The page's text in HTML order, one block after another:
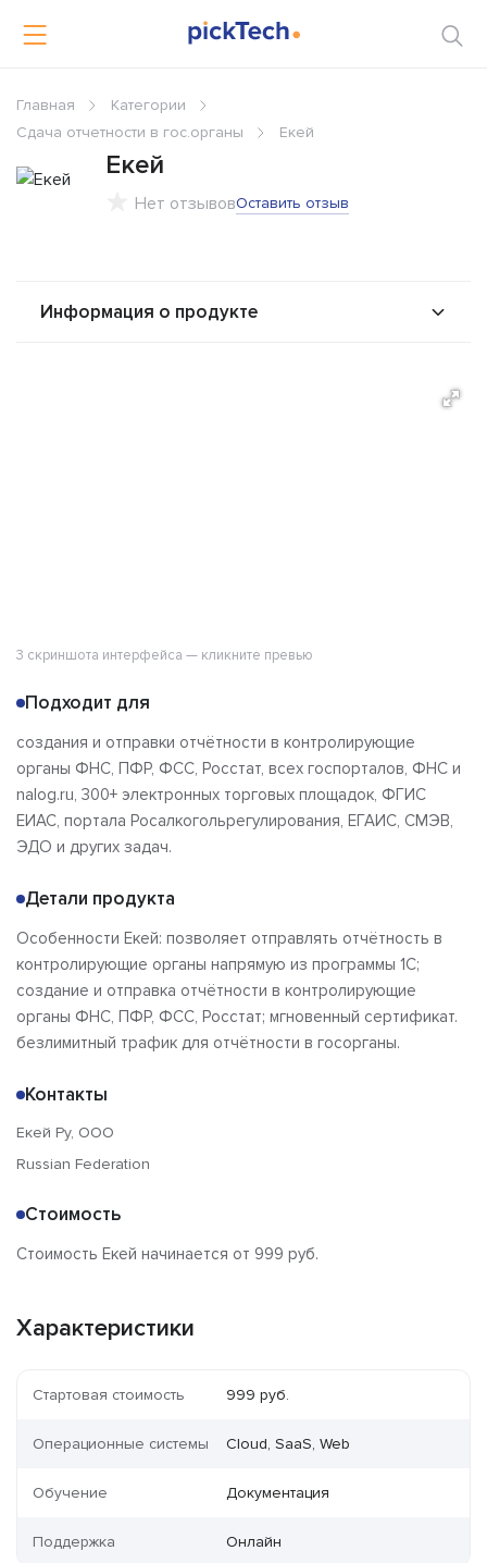
Главная
Категории
Сдача отчетности в гос.органы
Екей
Екей
Нет отзывовОставить отзыв
Информация о продукте
3 скриншота интерфейса — кликните превью
Подходит для
создания и отправки отчётности в контролирующие
органы ФНС, ПФР, ФСС, Росстат, всех госпорталов, ФНС и
nalog.ru, 300+ электронных торговых площадок, ФГИС
ЕИАС, портала Росалкогольрегулирования, ЕГАИС, СМЭВ,
ЭДО и других задач.
Детали продукта
Особенности Екей: позволяет отправлять отчётность в
контролирующие органы напрямую из программы 1С;
создание и отправка отчётности в контролирующие
органы ФНС, ПФР, ФСС, Росстат; мгновенный сертификат.
безлимитный трафик для отчётности в госорганы.
Контакты
Екей Ру, ООО
Russian Federation
Стоимость
Стоимость Екей начинается от 999 руб.
Характеристики
Стартовая стоимость 999 руб.
Операционные системы Cloud, SaaS, Web
Обучение Документация
Поддержка Онлайн